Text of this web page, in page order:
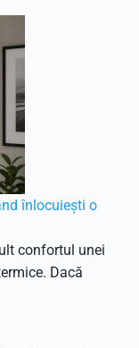
înlocuiești o
confortul unei
Dacă